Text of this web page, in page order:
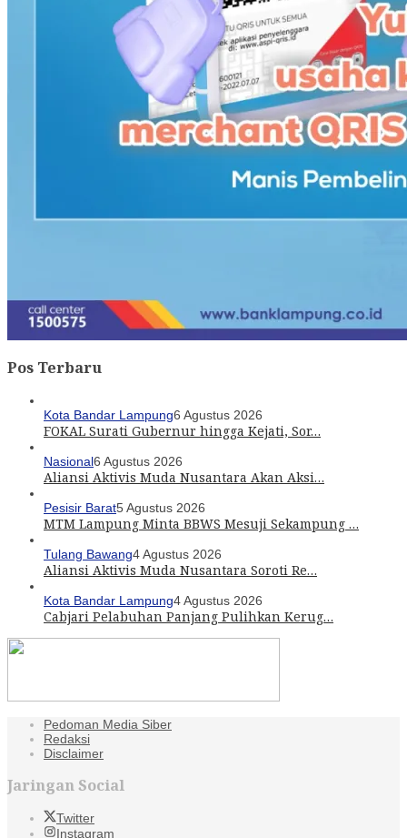
Pos Terbaru
Kota Bandar Lampung6 Agustus 2026
FOKAL Surati Gubernur hingga Kejati, Sor…
Nasional6 Agustus 2026
Aliansi Aktivis Muda Nusantara Akan Aksi…
Pesisir Barat5 Agustus 2026
MTM Lampung Minta BBWS Mesuji Sekampung …
Tulang Bawang4 Agustus 2026
Aliansi Aktivis Muda Nusantara Soroti Re…
Kota Bandar Lampung4 Agustus 2026
Cabjari Pelabuhan Panjang Pulihkan Kerug…
Pedoman Media Siber
Redaksi
Disclaimer
Jaringan Social
Twitter
Instagram